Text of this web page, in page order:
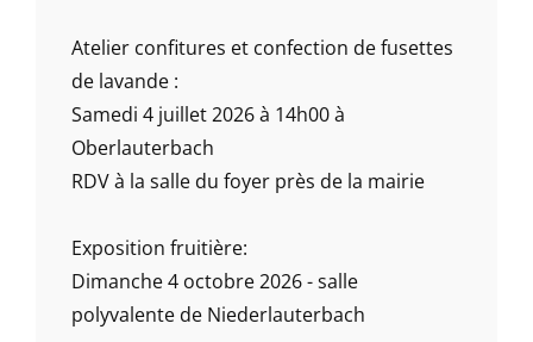
Atelier confitures et confection de fusettes
de lavande :
Samedi 4 juillet 2026 à 14h00 à
Oberlauterbach
RDV à la salle du foyer près de la mairie
Exposition fruitière:
Dimanche 4 octobre 2026 - salle
polyvalente de Niederlauterbach